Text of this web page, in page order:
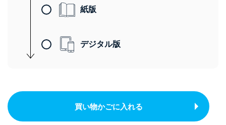
紙版
デジタル版
買い物かごに入れる